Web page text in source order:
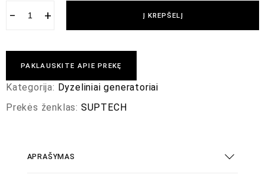
− + Į KREPŠELĮ
PAKLAUSKITE APIE PREKĘ
Kategorija: Dyzeliniai generatoriai
Prekės ženklas: SUPTECH
APRAŠYMAS